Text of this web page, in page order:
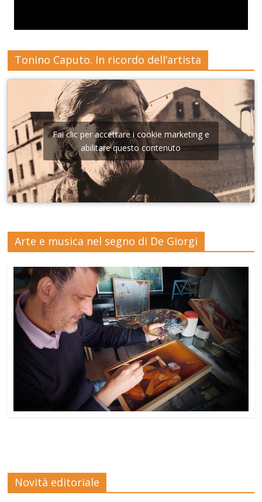
Tonino Caputo. In ricordo dell’artista
Fai clic per accettare i cookie marketing e
abilitare questo contenuto
Arte e musica nel segno di De Giorgi
Novità editoriale